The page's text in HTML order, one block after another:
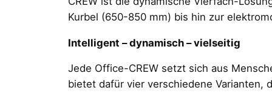
Kurbel (650-850 mm) bis hin zur
Intelligent – dynamisch – vielseitig
Jede Office-CREW setzt sich aus
bietet dafür vier verschiedene Varianten,